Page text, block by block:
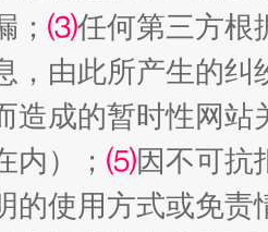
罪" "炒
； ⑶任何第三方根
，由此所产生的纠
造成的暂时性网
内）； ⑸因不可抗
的使用方式或免责